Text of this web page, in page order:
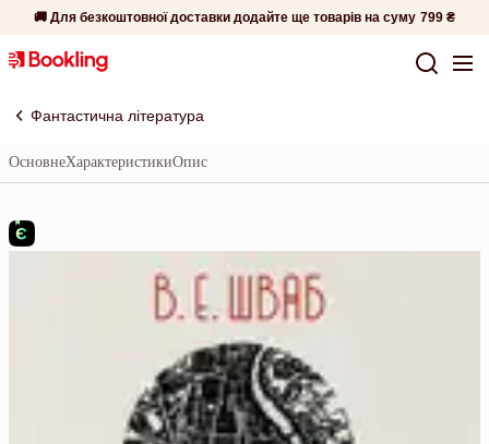
🚚 Для безкоштовної доставки додайте ще товарів на суму 799 ₴
Фантастична література
ОсновнеХарактеристикиОпис